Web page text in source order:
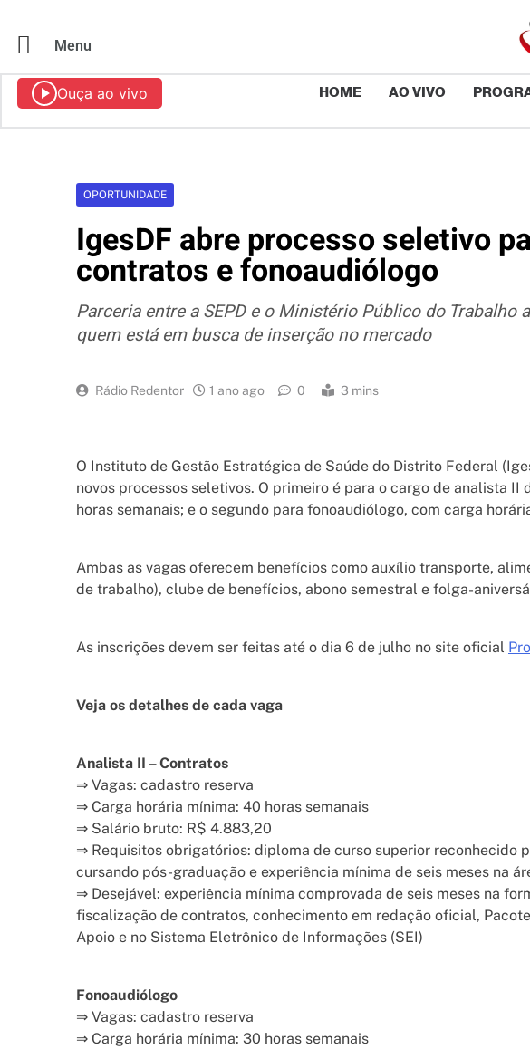
Menu
Ouça ao vivo HOME AO VIVO
OPORTUNIDADE
IgesDF abre processo seletivo
contratos e fonoaudiólogo
Parceria entre a SEPD e o Ministério Público do
quem está em busca de inserção no mercado
Rádio Redentor 1 ano ago 0 3 mins
O Instituto de Gestão Estratégica de Saúde do Distrito Federal
novos processos seletivos. O primeiro é para o cargo de analista
horas semanais; e o segundo para fonoaudiólogo, com carga
Ambas as vagas oferecem benefícios como auxílio transporte,
de trabalho), clube de benefícios, abono semestral e folga-
As inscrições devem ser feitas até o dia 6 de julho no site oficial
Veja os detalhes de cada vaga
Analista II – Contratos
⇒ Vagas: cadastro reserva
⇒ Carga horária mínima: 40 horas semanais
⇒ Salário bruto: R$ 4.883,20
⇒ Requisitos obrigatórios: diploma de curso superior reconhecido
cursando pós-graduação e experiência mínima de seis meses na
⇒ Desejável: experiência mínima comprovada de seis meses na
fiscalização de contratos, conhecimento em redação oficial,
Apoio e no Sistema Eletrônico de Informações (SEI)
Fonoaudiólogo
⇒ Vagas: cadastro reserva
⇒ Carga horária mínima: 30 horas semanais